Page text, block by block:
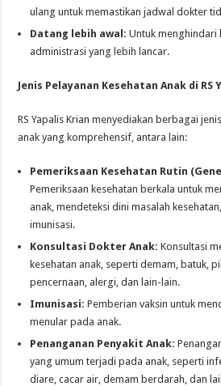
ulang untuk memastikan jadwal dokter
Datang lebih awal: Untuk menghindari
administrasi yang lebih lancar.
Jenis Pelayanan Kesehatan Anak di RS
RS Yapalis Krian menyediakan berbagai
anak yang komprehensif, antara lain:
Pemeriksaan Kesehatan Rutin
Pemeriksaan kesehatan berkala untuk
anak, mendeteksi dini masalah
imunisasi.
Konsultasi Dokter Anak: Konsultasi
kesehatan anak, seperti demam, batuk,
pencernaan, alergi, dan lain-lain.
Imunisasi: Pemberian vaksin untuk
menular pada anak.
Penanganan Penyakit Anak:
yang umum terjadi pada anak, seperti
diare, cacar air, demam berdarah, dan